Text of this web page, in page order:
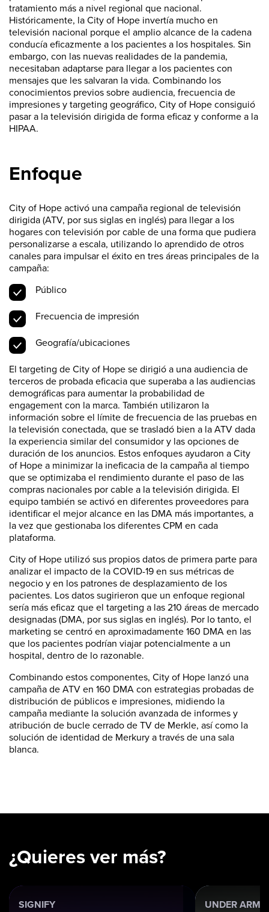
tratamiento más a nivel regional que nacional.
Históricamente, la City of Hope invertía mucho en
televisión nacional porque el amplio alcance de la cadena
conducía eficazmente a los pacientes a los hospitales. Sin
embargo, con las nuevas realidades de la pandemia,
necesitaban adaptarse para llegar a los pacientes con
mensajes que les salvaran la vida. Combinando los
conocimientos previos sobre audiencia, frecuencia de
impresiones y targeting geográfico, City of Hope consiguió
pasar a la televisión dirigida de forma eficaz y conforme a la
HIPAA.
Enfoque
City of Hope activó una campaña regional de televisión
dirigida (ATV, por sus siglas en inglés) para llegar a los
hogares con televisión por cable de una forma que pudiera
personalizarse a escala, utilizando lo aprendido de otros
canales para impulsar el éxito en tres áreas principales de la
campaña:
Público
Frecuencia de impresión
Geografía/ubicaciones
El targeting de City of Hope se dirigió a una audiencia de
terceros de probada eficacia que superaba a las audiencias
demográficas para aumentar la probabilidad de
engagement con la marca. También utilizaron la
información sobre el límite de frecuencia de las pruebas en
la televisión conectada, que se trasladó bien a la ATV dada
la experiencia similar del consumidor y las opciones de
duración de los anuncios. Estos enfoques ayudaron a City
of Hope a minimizar la ineficacia de la campaña al tiempo
que se optimizaba el rendimiento durante el paso de las
compras nacionales por cable a la televisión dirigida. El
equipo también se activó en diferentes proveedores para
identificar el mejor alcance en las DMA más importantes, a
la vez que gestionaba los diferentes CPM en cada
plataforma.
City of Hope utilizó sus propios datos de primera parte para
analizar el impacto de la COVID-19 en sus métricas de
negocio y en los patrones de desplazamiento de los
pacientes. Los datos sugirieron que un enfoque regional
sería más eficaz que el targeting a las 210 áreas de mercado
designadas (DMA, por sus siglas en inglés). Por lo tanto, el
marketing se centró en aproximadamente 160 DMA en las
que los pacientes podrían viajar potencialmente a un
hospital, dentro de lo razonable.
Combinando estos componentes, City of Hope lanzó una
campaña de ATV en 160 DMA con estrategias probadas de
distribución de públicos e impresiones, midiendo la
campaña mediante la solución avanzada de informes y
atribución de bucle cerrado de TV de Merkle, así como la
solución de identidad de Merkury a través de una sala
blanca.
¿Quieres ver más?
SIGNIFY UNDER